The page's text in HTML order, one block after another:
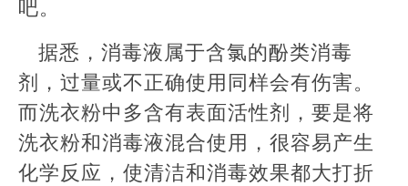
吧。
据悉，消毒液属于含氯的酚类消毒
剂，过量或不正确使用同样会有伤害。
而洗衣粉中多含有表面活性剂，要是将
洗衣粉和消毒液混合使用，很容易产生
化学反应，使清洁和消毒效果都大打折